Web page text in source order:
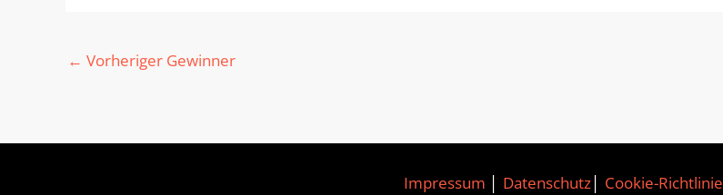
← Vorheriger Gewinner
Impressum Datenschutz│ Cookie-Richtlinie